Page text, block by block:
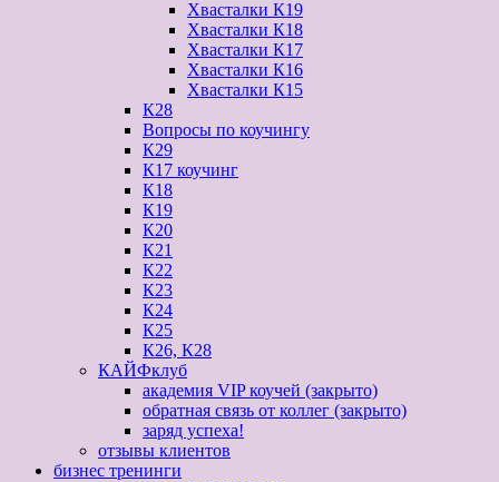
Хвасталки К19
Хвасталки К18
Хвасталки К17
Хвасталки К16
Хвасталки К15
К28
Вопросы по коучингу
К29
К17 коучинг
К18
К19
К20
К21
К22
К23
К24
К25
К26, К28
КАЙФклуб
академия VIP коучей (закрыто)
обратная связь от коллег (закрыто)
заряд успеха!
отзывы клиентов
бизнес тренинги